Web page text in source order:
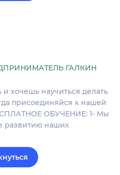
ГАЛКИН
хочешь научиться делать
присоединяйся к нашей
ОБУЧЕНИЕ: 1- Мы
развитию наших